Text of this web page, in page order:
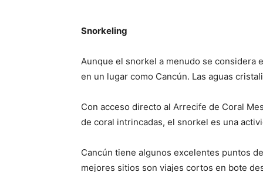
Snorkeling
Aunque el snorkel a menudo se
en un lugar como Cancún. Las aguas
Con acceso directo al Arrecife de Coral
de coral intrincadas, el snorkel es una
Cancún tiene algunos excelentes puntos
mejores sitios son viajes cortos en bote